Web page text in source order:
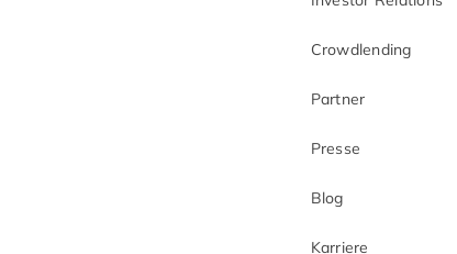
Crowdlending
Partner
Presse
Blog
Karriere